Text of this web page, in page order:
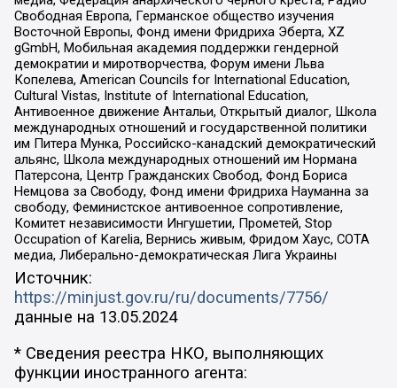
Свободная Европа, Германское общество изучения
Восточной Европы, Фонд имени Фридриха Эберта, XZ
gGmbH, Мобильная академия поддержки гендерной
демократии и миротворчества, Форум имени Льва
Копелева, American Councils for International Education,
Cultural Vistas, Institute of International Education,
Антивоенное движение Антальи, Открытый диалог, Школа
международных отношений и государственной политики
им Питера Мунка, Российско-канадский демократический
альянс, Школа международных отношений им Нормана
Патерсона, Центр Гражданских Свобод, Фонд Бориса
Немцова за Свободу, Фонд имени Фридриха Науманна за
свободу, Феминистское антивоенное сопротивление,
Комитет независимости Ингушетии, Прометей, Stop
Occupation of Karelia, Вернись живым, Фридом Хаус, СОТА
медиа, Либерально-демократическая Лига Украины
Источник:
https://minjust.gov.ru/ru/documents/7756/
данные на 13.05.2024
* Сведения реестра НКО, выполняющих
функции иностранного агента: